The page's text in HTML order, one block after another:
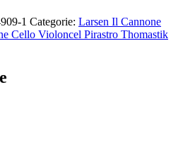
1 Categorie: Larsen Il Cannone
Cello Violoncel Pirastro Thomastik